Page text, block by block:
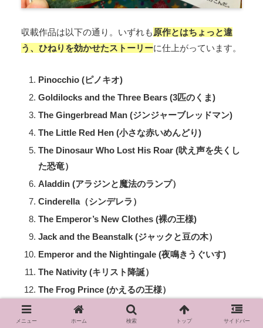
収載作品は以下の通り。いずれも 原作とはちょっと違
う、ひねりを効かせたストーリーに仕上がっています。
Pinocchio (ピノキオ)
Goldilocks and the Three Bears (3匹のくま)
The Gingerbread Man (ジンジャーブレッドマン)
The Little Red Hen (小さな赤いめんどり)
The Dinosaur Who Lost His Roar (吠え声を失くし
た恐竜）
Aladdin (アラジンと魔法のランプ）
Cinderella（シンデレラ）
The Emperor’s New Clothes (裸の王様)
Jack and the Beanstalk (ジャックと豆の木）
Emperor and the Nightingale (夜鳴きうぐいす)
The Nativity (キリスト降誕）
The Frog Prince (かえるの王様）
The Princess and the Pea (えんどう豆の上に寝た
お姫さま）
メニュー ホーム 検索 トップ サイドバー